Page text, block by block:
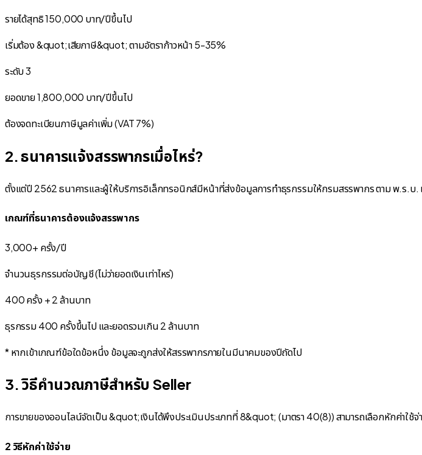
รายได้สุทธิ 150,000 บาท/ปีขึ้นไป
เริ่มต้อง &quot;เสียภาษี&quot; ตามอัตราก้าวหน้า 5-35%
ระดับ 3
ยอดขาย 1,800,000 บาท/ปีขึ้นไป
ต้องจดทะเบียนภาษีมูลค่าเพิ่ม (VAT 7%)
2. ธนาคารแจ้งสรรพากรเมื่อไหร่?
ตั้งแต่ปี 2562 ธนาคารและผู้ให้บริการอิเล็กทรอนิกส์มีหน้าที่ส่งข้อมูลการทำธุรกรรมให้กรมสรรพากร ตาม พ.ร.บ
เกณฑ์ที่ธนาคารต้องแจ้งสรรพากร
3,000+ ครั้ง/ปี
จำนวนธุรกรรมต่อบัญชี (ไม่ว่ายอดเงินเท่าไหร่)
400 ครั้ง + 2 ล้านบาท
ธุรกรรม 400 ครั้งขึ้นไป และยอดรวมเกิน 2 ล้านบาท
* หากเข้าเกณฑ์ข้อใดข้อหนึ่ง ข้อมูลจะถูกส่งให้สรรพากรภายในมีนาคมของปีถัดไป
3. วิธีคำนวณภาษีสำหรับ Seller
การขายของออนไลน์จัดเป็น &quot;เงินได้พึงประเมินประเภทที่ 8&quot; (มาตรา 40(8)) สามารถเลือกหักค่าใช้จ่
2 วิธีหักค่าใช้จ่าย